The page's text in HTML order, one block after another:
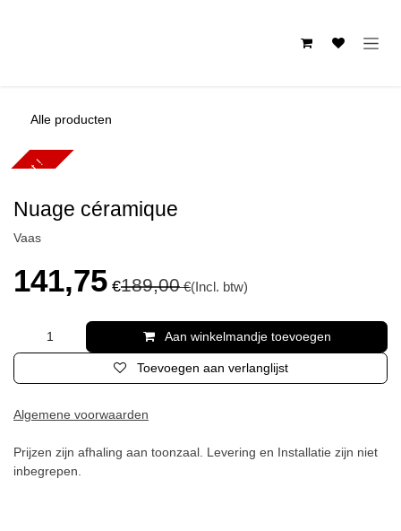
Alle producten
Te laat !
Nuage céramique
Vaas
141,75€189,00€(Incl. btw)
Aan winkelmandje toevoegen
Toevoegen aan verlanglijst
Algemene voorwaarden
Prijzen zijn afhaling aan toonzaal. Levering en Installatie zijn
niet inbegrepen.